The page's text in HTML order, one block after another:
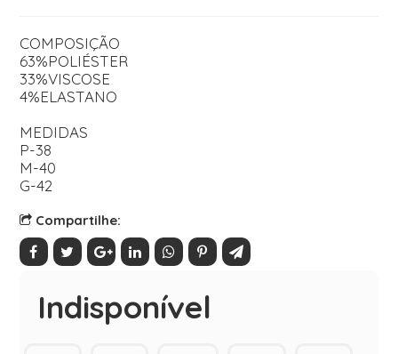
COMPOSIÇÃO
63%POLIÉSTER
33%VISCOSE
4%ELASTANO
MEDIDAS
P-38
M-40
G-42
Compartilhe:
Indisponível